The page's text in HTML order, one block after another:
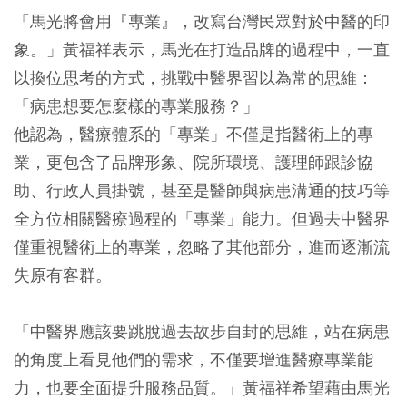
「馬光將會用『專業』，改寫台灣民眾對於中醫的印
象。」黃福祥表示，馬光在打造品牌的過程中，一直
以換位思考的方式，挑戰中醫界習以為常的思維：
「病患想要怎麼樣的專業服務？」
他認為，醫療體系的「專業」不僅是指醫術上的專
業，更包含了品牌形象、院所環境、護理師跟診協
助、行政人員掛號，甚至是醫師與病患溝通的技巧等
全方位相關醫療過程的「專業」能力。但過去中醫界
僅重視醫術上的專業，忽略了其他部分，進而逐漸流
失原有客群。
「中醫界應該要跳脫過去故步自封的思維，站在病患
的角度上看見他們的需求，不僅要增進醫療專業能
力，也要全面提升服務品質。」黃福祥希望藉由馬光